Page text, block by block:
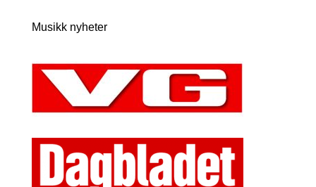
Musikk nyheter